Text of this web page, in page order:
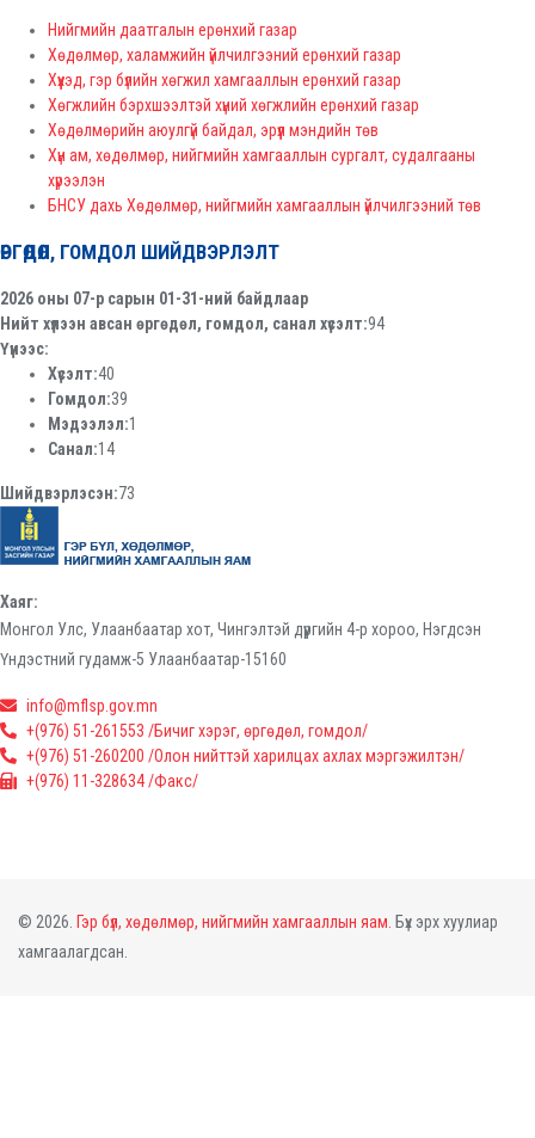
Нийгмийн даатгалын ерөнхий газар
Хөдөлмөр, халамжийн үйлчилгээний ерөнхий газар
Хүүхэд, гэр бүлийн хөгжил хамгааллын ерөнхий газар
Хөгжлийн бэрхшээлтэй хүний хөгжлийн ерөнхий газар
Хөдөлмөрийн аюулгүй байдал, эрүүл мэндийн төв
Хүн ам, хөдөлмөр, нийгмийн хамгааллын сургалт, судалгааны
хүрээлэн
БНСУ дахь Хөдөлмөр, нийгмийн хамгааллын үйлчилгээний төв
ӨРГӨДӨЛ, ГОМДОЛ ШИЙДВЭРЛЭЛТ
2026 оны 07-р сарын 01-31-ний байдлаар
Нийт хүлээн авсан өргөдөл, гомдол, санал хүсэлт:94
Үүнээс:
Хүсэлт:40
Гомдол:39
Мэдээлэл:1
Санал:14
Шийдвэрлэсэн:73
Хаяг:
Монгол Улс, Улаанбаатар хот, Чингэлтэй дүүргийн 4-р хороо, Нэгдсэн
Үндэстний гудамж-5 Улаанбаатар-15160
info@mflsp.gov.mn
+(976) 51-261553 /Бичиг хэрэг, өргөдөл, гомдол/
+(976) 51-260200 /Олон нийттэй харилцах ахлах мэргэжилтэн/
+(976) 11-328634 /Факс/
© 2026. Гэр бүл, хөдөлмөр, нийгмийн хамгааллын яам. Бүх эрх хуулиар
хамгаалагдсан.